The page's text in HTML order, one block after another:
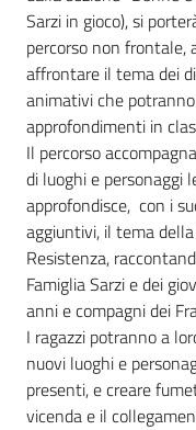
Assemblea
Attività
Argomenti
Per i media
Sarzi in gioco), si
percorso non frontale,
affrontare il tema dei
animativi che
approfondimenti in
Il percorso
di luoghi e personaggi
approfondisce, con i
aggiuntivi, il tema
Resistenza,
Famiglia Sarzi e dei
anni e compagni dei
I ragazzi potranno a
nuovi luoghi e
presenti, e creare
vicenda e il